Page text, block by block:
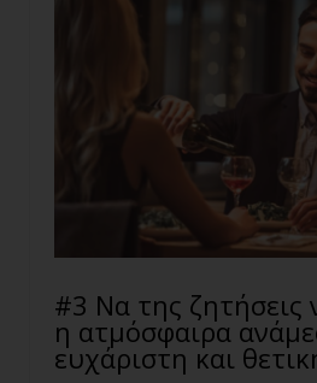
#3 Να της ζητήσεις
η ατμόσφαιρα
ευχάριστη και